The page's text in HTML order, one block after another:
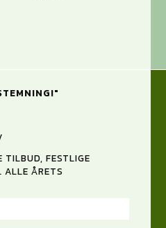
TILBUD, FESTLIGE
ALLE ÅRETS